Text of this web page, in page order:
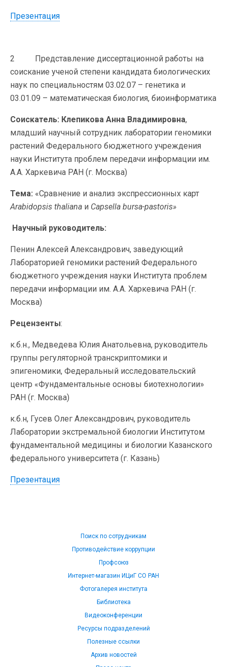
Презентация
2 Представление диссертационной работы на
соискание ученой степени кандидата биологических
наук по специальностям 03.02.07 – генетика и
03.01.09 – математическая биология, биоинформатика
Соискатель: Клепикова Анна Владимировна,
младший научный сотрудник лаборатории геномики
растений Федерального бюджетного учреждения
науки Института проблем передачи информации им.
А.А. Харкевича РАН (г. Москва)
Тема: «Сравнение и анализ экспрессионных карт
Arabidopsis thaliana и Capsella bursa-pastoris»
Научный руководитель:
Пенин Алексей Александрович, заведующий
Лабораторией геномики растений Федерального
бюджетного учреждения науки Института проблем
передачи информации им. А.А. Харкевича РАН (г.
Москва)
Рецензенты:
к.б.н., Медведева Юлия Анатольевна, руководитель
группы регуляторной транскриптомики и
эпигеномики, Федеральный исследовательский
центр «Фундаментальные основы биотехнологии»
РАН (г. Москва)
к.б.н, Гусев Олег Александрович, руководитель
Лаборатории экстремальной биологии Институтом
фундаментальной медицины и биологии Казанского
федерального университета (г. Казань)
Презентация
Поиск по сотрудникам
Противодействие коррупции
Профсоюз
Интернет-магазин ИЦиГ СО РАН
Фотогалерея института
Библиотека
Видеоконференции
Ресурсы подразделений
Полезные ссылки
Архив новостей